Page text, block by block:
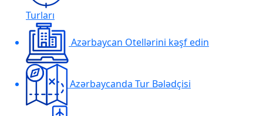
Turları
Azərbaycan Otellərini kəşf edin
Azərbaycanda Tur Bələdçisi